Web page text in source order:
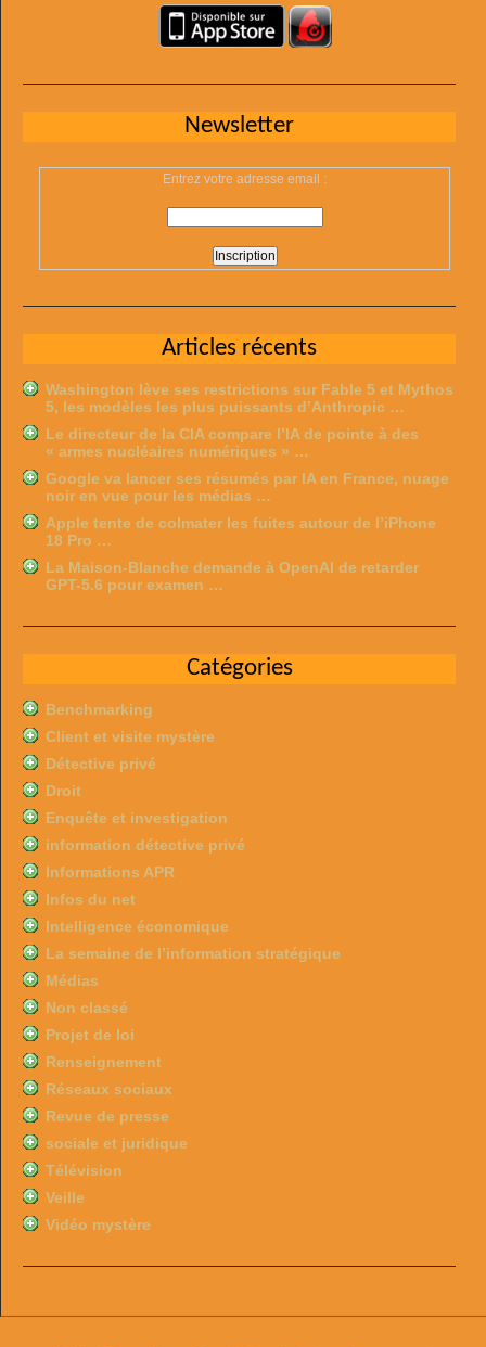
Newsletter
Entrez votre adresse email :
Articles récents
Washington lève ses restrictions sur Fable 5 et Mythos
5, les modèles les plus puissants d’Anthropic …
Le directeur de la CIA compare l’IA de pointe à des
« armes nucléaires numériques » …
Google va lancer ses résumés par IA en France, nuage
noir en vue pour les médias …
Apple tente de colmater les fuites autour de l’iPhone
18 Pro …
La Maison-Blanche demande à OpenAI de retarder
GPT-5.6 pour examen …
Catégories
Benchmarking
Client et visite mystère
Détective privé
Droit
Enquête et investigation
information détective privé
Informations APR
Infos du net
Intelligence économique
La semaine de l’information stratégique
Médias
Non classé
Projet de loi
Renseignement
Réseaux sociaux
Revue de presse
sociale et juridique
Télévision
Veille
Vidéo mystère